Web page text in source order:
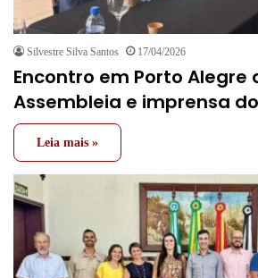
Silvestre Silva Santos 17/04/2026
Encontro em Porto Alegre
Assembleia e imprensa
Leia mais »